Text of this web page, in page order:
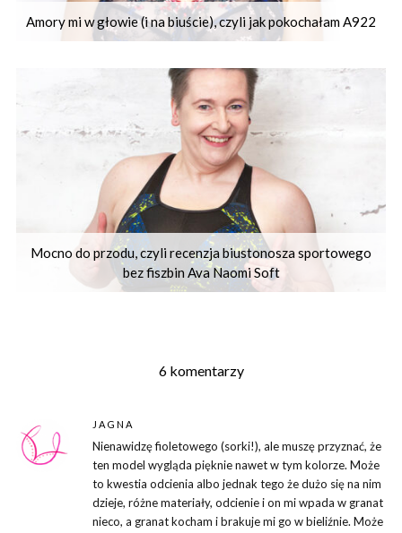
Amory mi w głowie (i na biuście), czyli jak pokochałam A922
Mocno do przodu, czyli recenzja biustonosza sportowego
bez fiszbin Ava Naomi Soft
6 komentarzy
JAGNA
Nienawidzę fioletowego (sorki!), ale muszę przyznać, że
ten model wygląda pięknie nawet w tym kolorze. Może
to kwestia odcienia albo jednak tego że dużo się na nim
dzieje, różne materiały, odcienie i on mi wpada w granat
nieco, a granat kocham i brakuje mi go w bieliźnie. Może